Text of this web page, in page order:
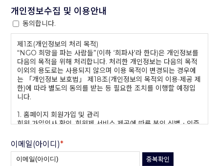
(4) 비밀번호 : 회원의 개인정보보호와 서비스 이용을 위하여 회
원이 정한 문자와 숫자의 조합
제2장 서비스 이용에 관한 절차
제3조 (회원의 서비스 이용에 관한 조건)
(1) "희파사"의 서비스를 이용하기 위하여는 관리자와 서비스 이
용계약을 체결하여 회원으로 가입하여야 합니다. 그러기 위하여
는 우선 이 약관에 동의하고, 관리자가 제시하는 소정의 양식을 작
성하여 회원 가입신청을 하여야 합니다.
(2) 관리자는 위 가입신청에 대하여 상당한 결격사유가 없는 한
신청자가 정한 아이디(ID)와 비밀번호를 승인함으로써 이를 승낙
하여야 합니다.
(3) 관리자는 신청자의 가입신청 내용에 대한 확인이 필요한 정당
할 수 있습니다.
(4) 서비스 이용계약의 성립시기는 관리자의 승낙이 신청자에게
도달한 시점으로 합니다.
개인정보수집 및 이용안내
동의합니다.
제1조(개인정보의 처리 목적)
“NGO 희망을 파는 사람들”(이하 ‘희파사'라 한다)은 개인정보를
다음의 목적을 위해 처리합니다. 처리한 개인정보는 다음의 목적
이외의 용도로는 사용되지 않으며 이용 목적이 변경되는 경우에
는 「개인정보 보호법」 제18조(개인정보의 목적외 이용∙제공 제
한)에 따라 별도의 동의를 받는 등 필요한 조치를 이행할 예정입
니다.
1. 홈페이지 회원가입 및 관리
회원 가입의사 확인, 회원제 서비스 제공에 따른 본인 식별ㆍ인증,
서비스 부정이용 방지, 각종 고지·통지, 고충처리, 분쟁 조정을 위
한 기록 보존 등을 목적으로 개인정보를 처리합니다.
2. 민원사무 처리
이메일(아이디)*
중복확인